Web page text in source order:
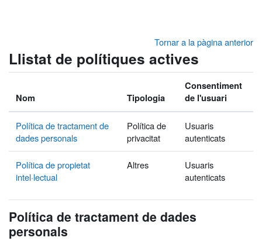
Tornar a la pàgina anterior
Llistat de polítiques actives
Nom Tipologia
Consentiment
de l'usuari
Política de tractament de
dades personals
Política de
privacitat
Usuaris
autenticats
Política de propietat
intel·lectual
Altres
Usuaris
autenticats
Política de tractament de dades
personals